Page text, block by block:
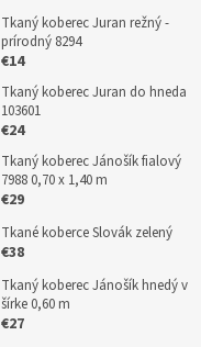
Tkaný koberec Juran režný -
prírodný 8294
€14
Tkaný koberec Juran do hneda
103601
€24
Tkaný koberec Jánošík fialový
7988 0,70 x 1,40 m
€29
Tkané koberce Slovák zelený
€38
Tkaný koberec Jánošík hnedý v
šírke 0,60 m
€27